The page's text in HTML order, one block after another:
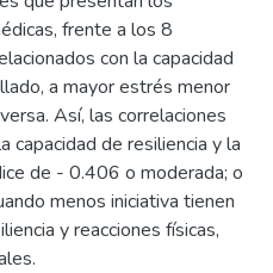
frente a los 8
con la capacidad
a mayor estrés menor
Así, las correlaciones
capacidad de resiliencia y la
de - 0.406 o moderada; o
menos iniciativa tienen
y reacciones físicas,